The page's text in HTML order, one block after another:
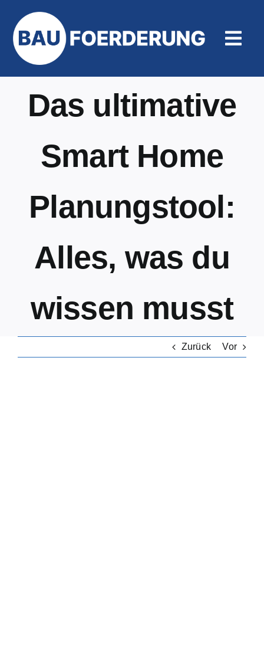
Inhalt
springen
Das ultimative
Smart Home
Planungstool:
Alles, was du
wissen musst
Zurück Vor